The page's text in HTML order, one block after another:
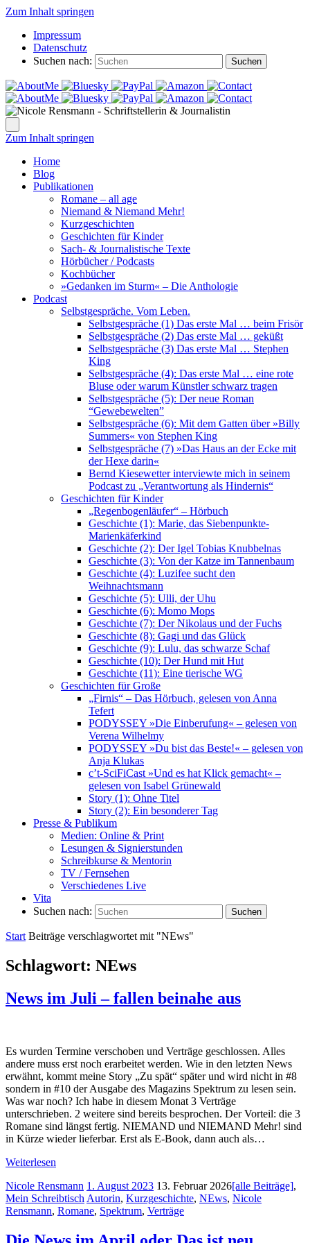
Zum Inhalt springen
Impressum
Datenschutz
Suchen nach:
Suchen
Zum Inhalt springen
Home
Blog
Publikationen
Romane – all age
Niemand & Niemand Mehr!
Kurzgeschichten
Geschichten für Kinder
Sach- & Journalistische Texte
Hörbücher / Podcasts
Kochbücher
»Gedanken im Sturm« – Die Anthologie
Podcast
Selbstgespräche. Vom Leben.
Selbstgespräche (1) Das erste Mal … beim Frisör
Selbstgespräche (2) Das erste Mal … geküßt
Selbstgespräche (3) Das erste Mal … Stephen
King
Selbstgespräche (4): Das erste Mal … eine rote
Bluse oder warum Künstler schwarz tragen
Selbstgespräche (5): Der neue Roman
“Gewebewelten”
Selbstgespräche (6): Mit dem Gatten über »Billy
Summers« von Stephen King
Selbstgespräche (7) »Das Haus an der Ecke mit
der Hexe darin«
Bernd Kiesewetter interviewte mich in seinem
Podcast zu „Verantwortung als Hindernis“
Geschichten für Kinder
„Regenbogenläufer“ – Hörbuch
Geschichte (1): Marie, das Siebenpunkte-
Marienkäferkind
Geschichte (2): Der Igel Tobias Knubbelnas
Geschichte (3): Von der Katze im Tannenbaum
Geschichte (4): Luzifee sucht den
Weihnachtsmann
Geschichte (5): Ulli, der Uhu
Geschichte (6): Momo Mops
Geschichte (7): Der Nikolaus und der Fuchs
Geschichte (8): Gagi und das Glück
Geschichte (9): Lulu, das schwarze Schaf
Geschichte (10): Der Hund mit Hut
Geschichte (11): Eine tierische WG
Geschichten für Große
„Firnis“ – Das Hörbuch, gelesen von Anna
Tefert
PODYSSEY »Die Einberufung« – gelesen von
Verena Wilhelmy
PODYSSEY »Du bist das Beste!« – gelesen von
Anja Klukas
c’t-SciFiCast »Und es hat Klick gemacht« –
gelesen von Isabel Grünewald
Story (1): Ohne Titel
Story (2): Ein besonderer Tag
Presse & Publikum
Medien: Online & Print
Lesungen & Signierstunden
Schreibkurse & Mentorin
TV / Fernsehen
Verschiedenes Live
Vita
Suchen nach:
Suchen
Start Beiträge verschlagwortet mit "NEws"
Schlagwort: NEws
News im Juli – fallen beinahe aus
Es wurden Termine verschoben und Verträge geschlossen. Alles
andere muss erst noch erarbeitet werden. Wie in den letzten News
erwähnt, kommt meine Story „Zu spät“ später und wird nicht in #8
sondern in #10 der Ausgabe des Magazins Spektrum zu lesen sein.
Was war noch? Ich habe in diesem Monat 3 Verträge
unterschrieben. 2 weitere sind bereits besprochen. Der Vorteil: die 3
Romane sind längst fertig. NIEMAND und NIEMAND Mehr! sind
in Kürze wieder lieferbar. Erst als E-Book, dann auch als…
Weiterlesen
Nicole Rensmann 1. August 2023 13. Februar 2026[alle Beiträge],
Mein Schreibtisch Autorin, Kurzgeschichte, NEws, Nicole
Rensmann, Romane, Spektrum, Verträge